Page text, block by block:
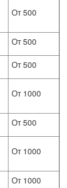
От 500
От 500
От 500
От 1000
От 500
От 1000
От 1000